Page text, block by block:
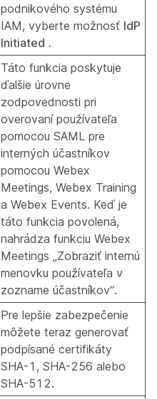
podnikového systému
IAM, vyberte možnosť IdP
Initiated .
Táto funkcia poskytuje
ďalšie úrovne
zodpovednosti pri
overovaní používateľa
pomocou SAML pre
interných účastníkov
pomocou Webex
Meetings, Webex Training
a Webex Events. Keď je
táto funkcia povolená,
nahrádza funkciu Webex
Meetings „Zobraziť internú
menovku používateľa v
zozname účastníkov“.
Pre lepšie zabezpečenie
môžete teraz generovať
podpísané certifikáty
SHA-1, SHA-256 alebo
SHA-512.